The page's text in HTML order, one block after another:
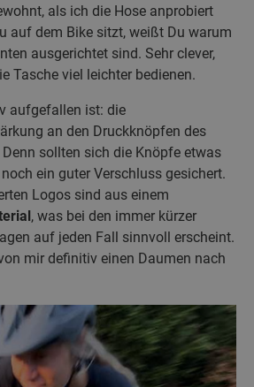
als ich die Hose anprobiert
auf dem Bike sitzt, weißt Du warum
ausgerichtet sind. Sehr clever,
Tasche viel leichter bedienen.
aufgefallen ist: die
an den Druckknöpfen des
sollten sich die Knöpfe etwas
ein guter Verschluss gesichert.
Logos sind aus einem
, was bei den immer kürzer
auf jeden Fall sinnvoll erscheint.
mir definitiv einen Daumen nach